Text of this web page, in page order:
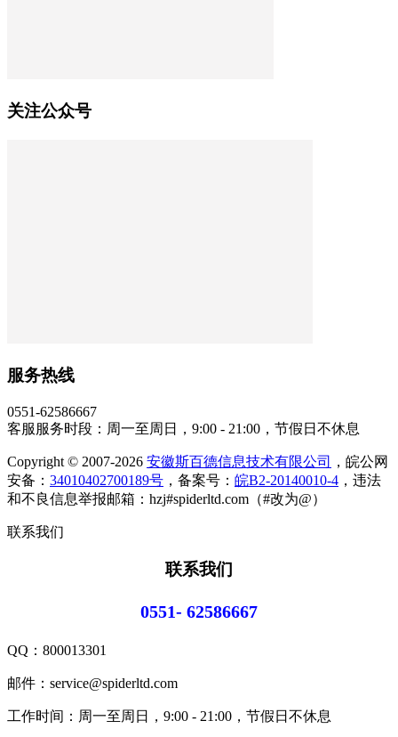
关注公众号
服务热线
0551-62586667
客服服务时段：周一至周日，9:00 - 21:00，节假日不休息
Copyright © 2007-2026 安徽斯百德信息技术有限公司
，皖公网
安备： 34010402700189号 ，备案号： 皖B2-20140010-4 ，违法
和不良信息举报邮箱：hzj#spiderltd.com（#改为@）
联系我们
联系我们
0551- 62586667
QQ： 800013301
邮件：service@spiderltd.com
工作时间：周一至周日，9:00 - 21:00，节假日不休息